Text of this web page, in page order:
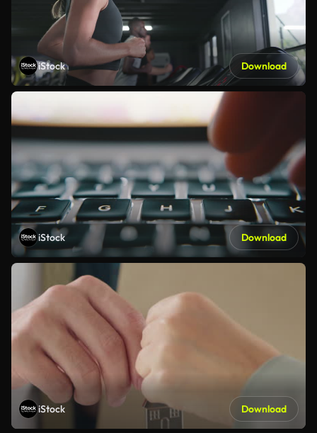
iStock Download
iStock Download
iStock Download